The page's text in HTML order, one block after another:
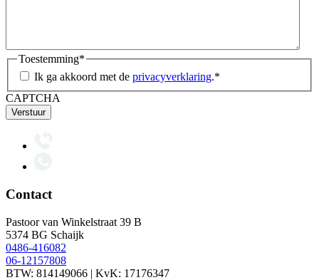
Toestemming*
Ik ga akkoord met de privacyverklaring.*
CAPTCHA
Contact
Pastoor van Winkelstraat 39 B
5374 BG Schaijk
0486-416082
06-12157808
BTW: 814149066 | KvK: 17176347